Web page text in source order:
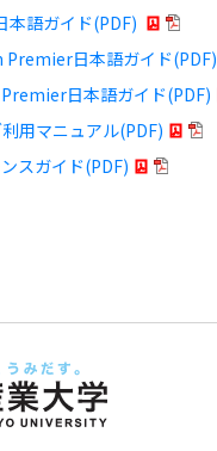
本語ガイド(PDF)
Premier日本語ガイド(PDF)
日本語ガイド(PDF)
用マニュアル(PDF)
スガイド(PDF)